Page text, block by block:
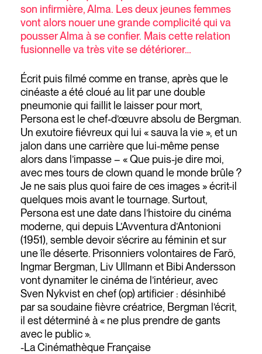
son infirmière, Alma. Les deux jeunes femmes
vont alors nouer une grande complicité qui va
pousser Alma à se confier. Mais cette relation
fusionnelle va très vite se détériorer…
Écrit puis filmé comme en transe, après que le
cinéaste a été cloué au lit par une double
pneumonie qui faillit le laisser pour mort,
Persona est le chef-d’œuvre absolu de Bergman.
Un exutoire fiévreux qui lui « sauva la vie », et un
jalon dans une carrière que lui-même pense
alors dans l’impasse – « Que puis-je dire moi,
avec mes tours de clown quand le monde brûle ?
Je ne sais plus quoi faire de ces images » écrit-il
quelques mois avant le tournage. Surtout,
Persona est une date dans l’histoire du cinéma
moderne, qui depuis L’Avventura d’Antonioni
(1951), semble devoir s’écrire au féminin et sur
une île déserte. Prisonniers volontaires de Farö,
Ingmar Bergman, Liv Ullmann et Bibi Andersson
vont dynamiter le cinéma de l’intérieur, avec
Sven Nykvist en chef (op) artificier : désinhibé
par sa soudaine fièvre créatrice, Bergman l’écrit,
il est déterminé à « ne plus prendre de gants
avec le public ».
-La Cinémathèque Française